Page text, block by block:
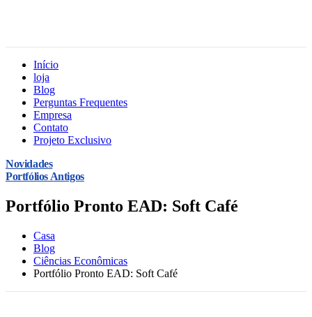
Início
loja
Blog
Perguntas Frequentes
Empresa
Contato
Projeto Exclusivo
Novidades
Portfólios Antigos
Portfólio Pronto EAD: Soft Café
Casa
Blog
Ciências Econômicas
Portfólio Pronto EAD: Soft Café